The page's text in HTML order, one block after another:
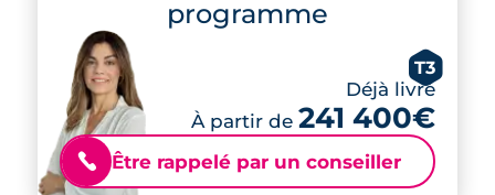
programme
T3
Déjà livré
À partir de 241 400€
📞 Être rappelé par un conseiller